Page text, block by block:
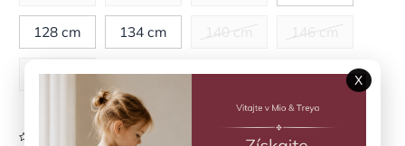
128 cm 134 cm
152 cm
Neohodnotené
X